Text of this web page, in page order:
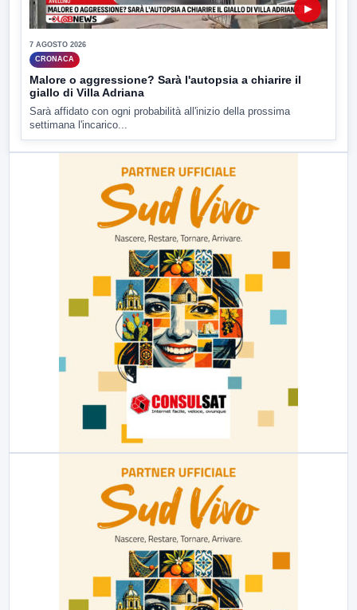
▶
7 AGOSTO 2026
CRONACA
Malore o aggressione? Sarà l'autopsia a chiarire il
giallo di Villa Adriana
Sarà affidato con ogni probabilità all'inizio della prossima
settimana l'incarico...